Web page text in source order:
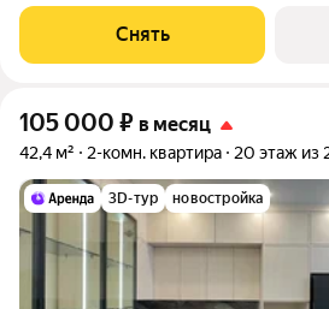
варочной панелью.В гостиной имеется
Снять
105 000 ₽ в месяц
42,4 м² 2-комн. квартира 20 этаж из
3D-тур новостройка